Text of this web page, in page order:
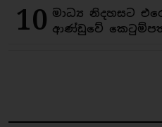
10 මාධ්‍ය නිදහසට
ආණ්ඩුවේ